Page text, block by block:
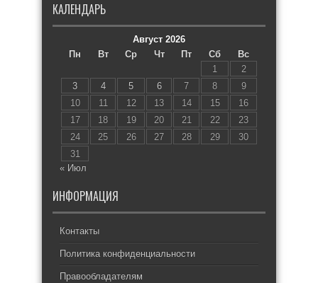
КАЛЕНДАРЬ
Август 2026
Пн
Вт Ср Чт Пт Сб
Вс
1
2
3
4 5 6 7 8
9
10
11 12 13 14 15
16
17
18 19 20 21 22
23
24
25 26 27 28 29
30
31
« Июл
ИНФОРМАЦИЯ
Контакты
Политика конфиденциальности
Правообладателям